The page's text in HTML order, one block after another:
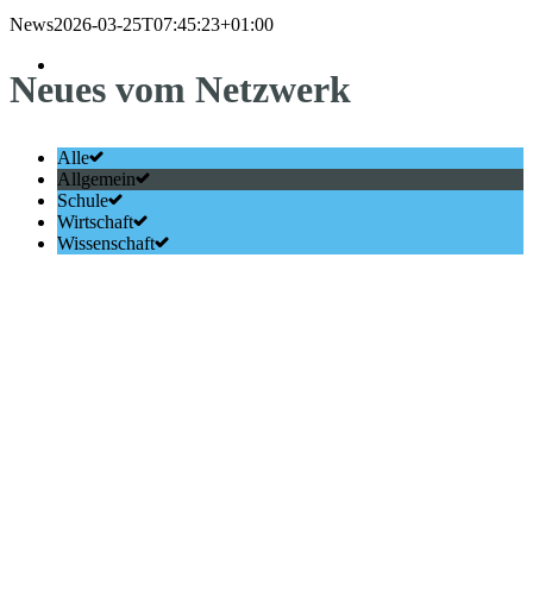
News2026-03-25T07:45:23+01:00
Neues vom Netzwerk
Alle
Allgemein
Schule
Wirtschaft
Wissenschaft